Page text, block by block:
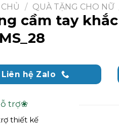
/ QUÀ TẶNG CHO NỮ
cầm tay
Liên hệ Zalo
trợ❀
thiết kế